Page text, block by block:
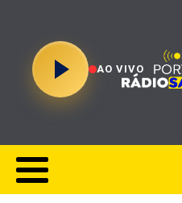
AO VIVO